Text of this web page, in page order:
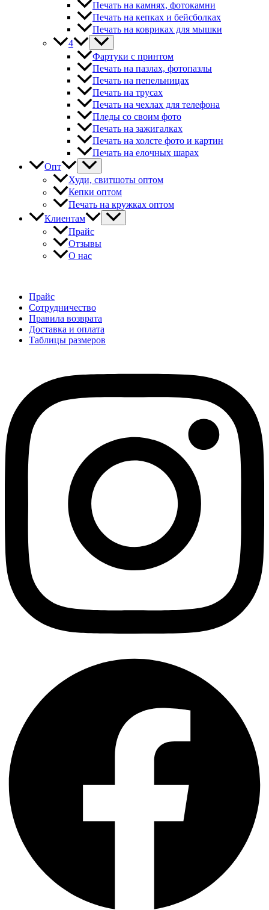
Печать на камнях, фотокамни
Печать на кепках и бейсболках
Печать на ковриках для мышки
4
Фартуки с принтом
Печать на пазлах, фотопазлы
Печать на пепельницах
Печать на трусах
Печать на чехлах для телефона
Пледы со своим фото
Печать на зажигалках
Печать на холсте фото и картин
Печать на елочных шарах
Опт
Худи, свитшоты оптом
Кепки оптом
Печать на кружках оптом
Клиентам
Прайс
Отзывы
О нас
Прайс
Сотрудничество
Правила возврата
Доставка и оплата
Таблицы размеров